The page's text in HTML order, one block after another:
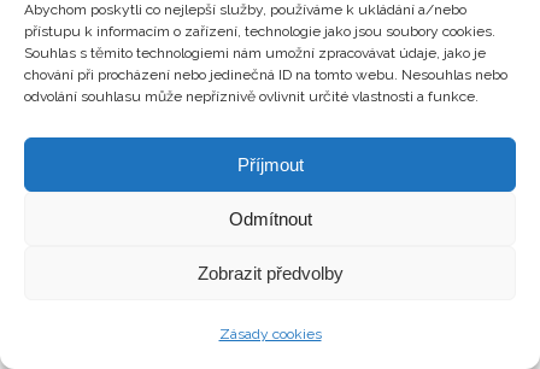
Abychom poskytli co nejlepší služby, používáme k ukládání a/nebo
přístupu k informacím o zařízení, technologie jako jsou soubory cookies.
Souhlas s těmito technologiemi nám umožní zpracovávat údaje, jako je
chování při procházení nebo jedinečná ID na tomto webu. Nesouhlas nebo
odvolání souhlasu může nepříznivě ovlivnit určité vlastnosti a funkce.
Příjmout
Odmítnout
Zobrazit předvolby
Zásady cookies
prodeje bytů, domů, pozemků i rekreačních
nemovitostí mohu nastavit postup podle
konkrétní situace, ne podle univerzální
šablony.
FAQ: ČASTÉ OTÁZKY K PŘÍPRAVĚ
NEMOVITOSTI NA PRODEJ